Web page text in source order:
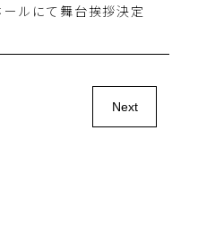
ルにて舞台挨拶決定
Next